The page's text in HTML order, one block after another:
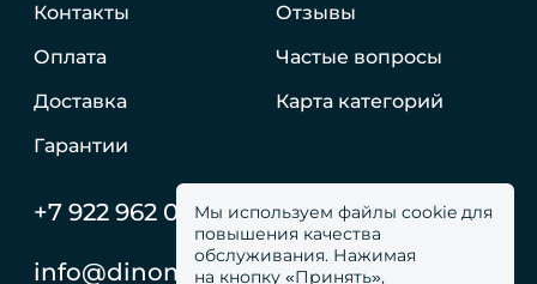
Мы используем файлы cookie для
повышения качества
обслуживания. Нажимая
на кнопку «Принять»,
Контакты
Оплата
Доставка
Гарантии
Отзывы
Частые вопросы
Карта категорий
+7 922 962 05 59
info@dinomachine.ru